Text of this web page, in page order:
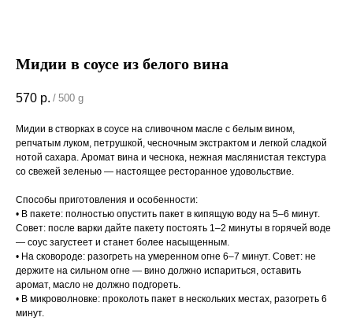
Мидии в соусе из белого вина
570 р. / 500 g
Мидии в створках в соусе на сливочном масле с белым вином,
репчатым луком, петрушкой, чесночным экстрактом и легкой сладкой
нотой сахара. Аромат вина и чеснока, нежная маслянистая текстура
со свежей зеленью — настоящее ресторанное удовольствие.
Способы приготовления и особенности:
• В пакете: полностью опустить пакет в кипящую воду на 5–6 минут.
Совет: после варки дайте пакету постоять 1–2 минуты в горячей воде
— соус загустеет и станет более насыщенным.
• На сковороде: разогреть на умеренном огне 6–7 минут. Совет: не
держите на сильном огне — вино должно испариться, оставить
аромат, масло не должно подгореть.
• В микроволновке: проколоть пакет в нескольких местах, разогреть 6
минут.